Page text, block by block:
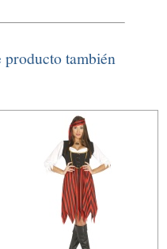
producto también